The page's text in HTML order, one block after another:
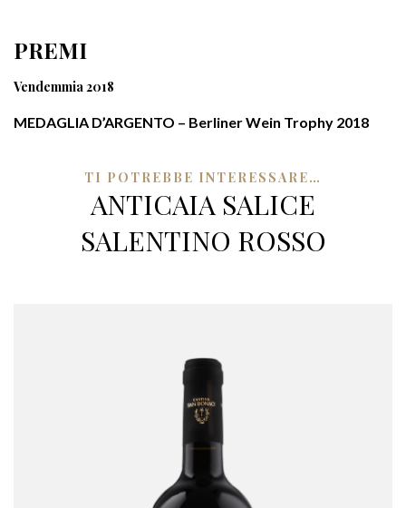
PREMI
Vendemmia 2018
MEDAGLIA D’ARGENTO – Berliner Wein Trophy 2018
TI POTREBBE INTERESSARE…
ANTICAIA SALICE
SALENTINO ROSSO